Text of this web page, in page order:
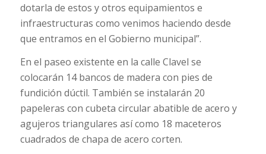
dotarla de estos y otros equipamientos e
infraestructuras como venimos haciendo desde
que entramos en el Gobierno municipal”.
En el paseo existente en la calle Clavel se
colocarán 14 bancos de madera con pies de
fundición dúctil. También se instalarán 20
papeleras con cubeta circular abatible de acero y
agujeros triangulares así como 18 maceteros
cuadrados de chapa de acero corten.